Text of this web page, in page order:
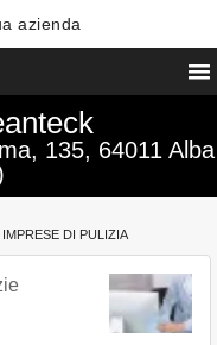
azienda
135, 64011 Alba
IMPRESE DI PULIZIA